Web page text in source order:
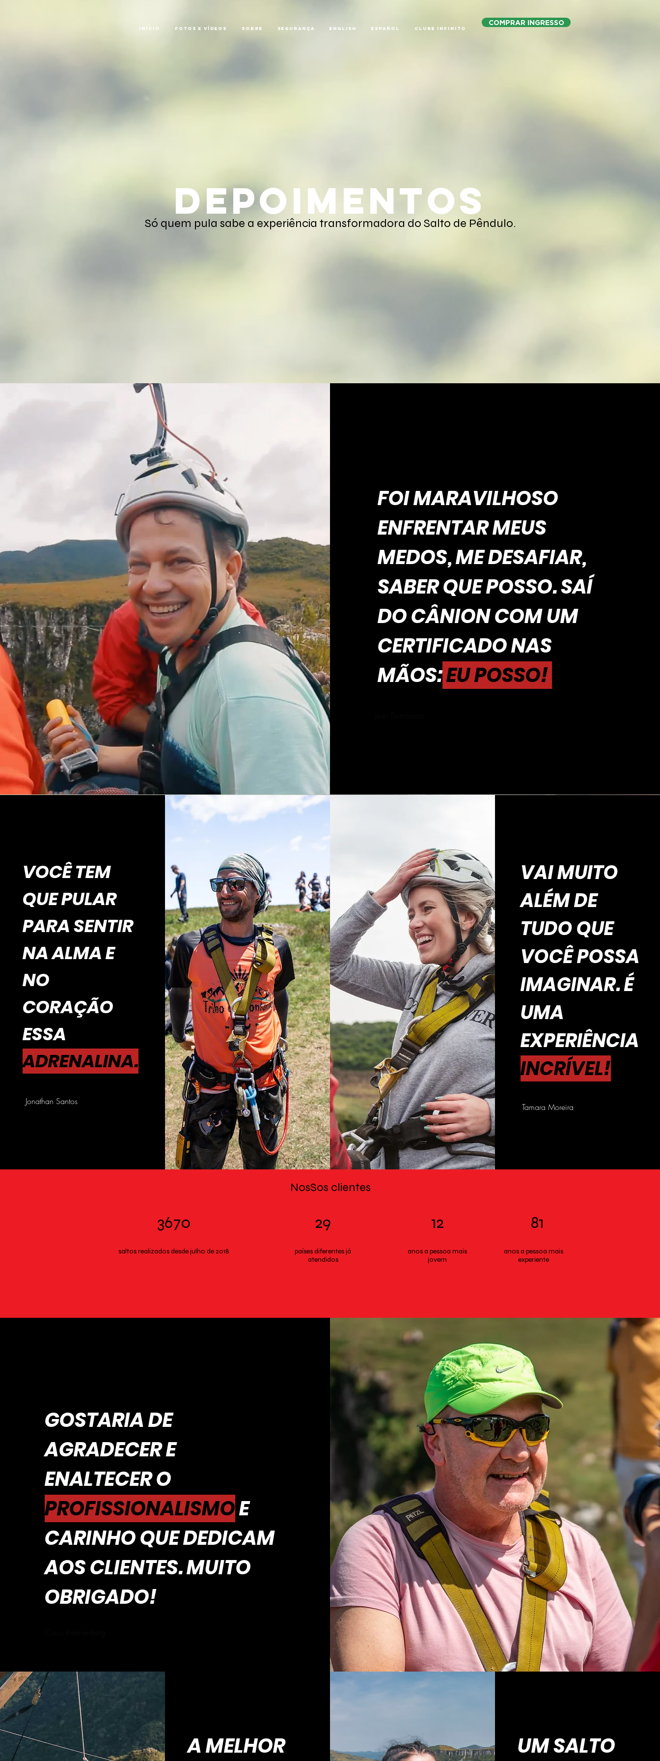
Início Fotos e Vídeos Sobre Segurança English Español Clube Infinito
COMPRAR INGRESSO
depoimentos
Só quem pula sabe a experiência transformadora do Salto de Pêndulo.
FOI MARAVILHOSO
ENFRENTAR MEUS
MEDOS, ME DESAFIAR,
SABER QUE POSSO. SAÍ
DO CÂNION COM UM
CERTIFICADO NAS
MÃOS:EU POSSO!
VOCÊ TEM
QUE PULAR
PARA SENTIR
NA ALMA E
NO
CORAÇÃO
ESSA
ADRENALINA.
Jonathan Santos
VAI MUITO
ALÉM DE
TUDO QUE
VOCÊ POSSA
IMAGINAR. É
UMA
EXPERIÊNCIA
INCRÍVEL!
Tamara Moreira
NosSos clientes
3670
saltos realizados desde julho de 2018
29
países diferentes já
atendidos
12
anos a pessoa mais
jovem
81
anos a pessoa mais
experiente
GOSTARIA DE
AGRADECER E
ENALTECER O
PROFISSIONALISMOE
CARINHO QUE DEDICAM
AOS CLIENTES. MUITO
OBRIGADO!
A MELHOR UM SALTO